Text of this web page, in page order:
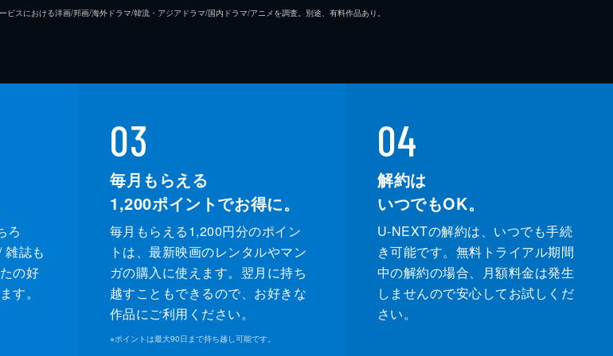
スにおける洋画/邦画/海外ドラマ/韓流・アジアドラマ/国内ドラマ/アニメを調査。別途、有料作品あり。
ろ
雑誌も
の好
す。
03
毎月もらえる
1,200ポイントでお得に。
毎月もらえる1,200円分のポイン
トは、最新映画のレンタルやマン
ガの購入に使えます。翌月に持ち
越すこともできるので、お好きな
作品にご利用ください。
※ポイントは最大90日まで持ち越し可能です。
04
解約は
いつでもOK。
U-NEXTの解約は、いつでも手続
き可能です。無料トライアル期間
中の解約の場合、月額料金は発生
しませんので安心してお試しくだ
さい。